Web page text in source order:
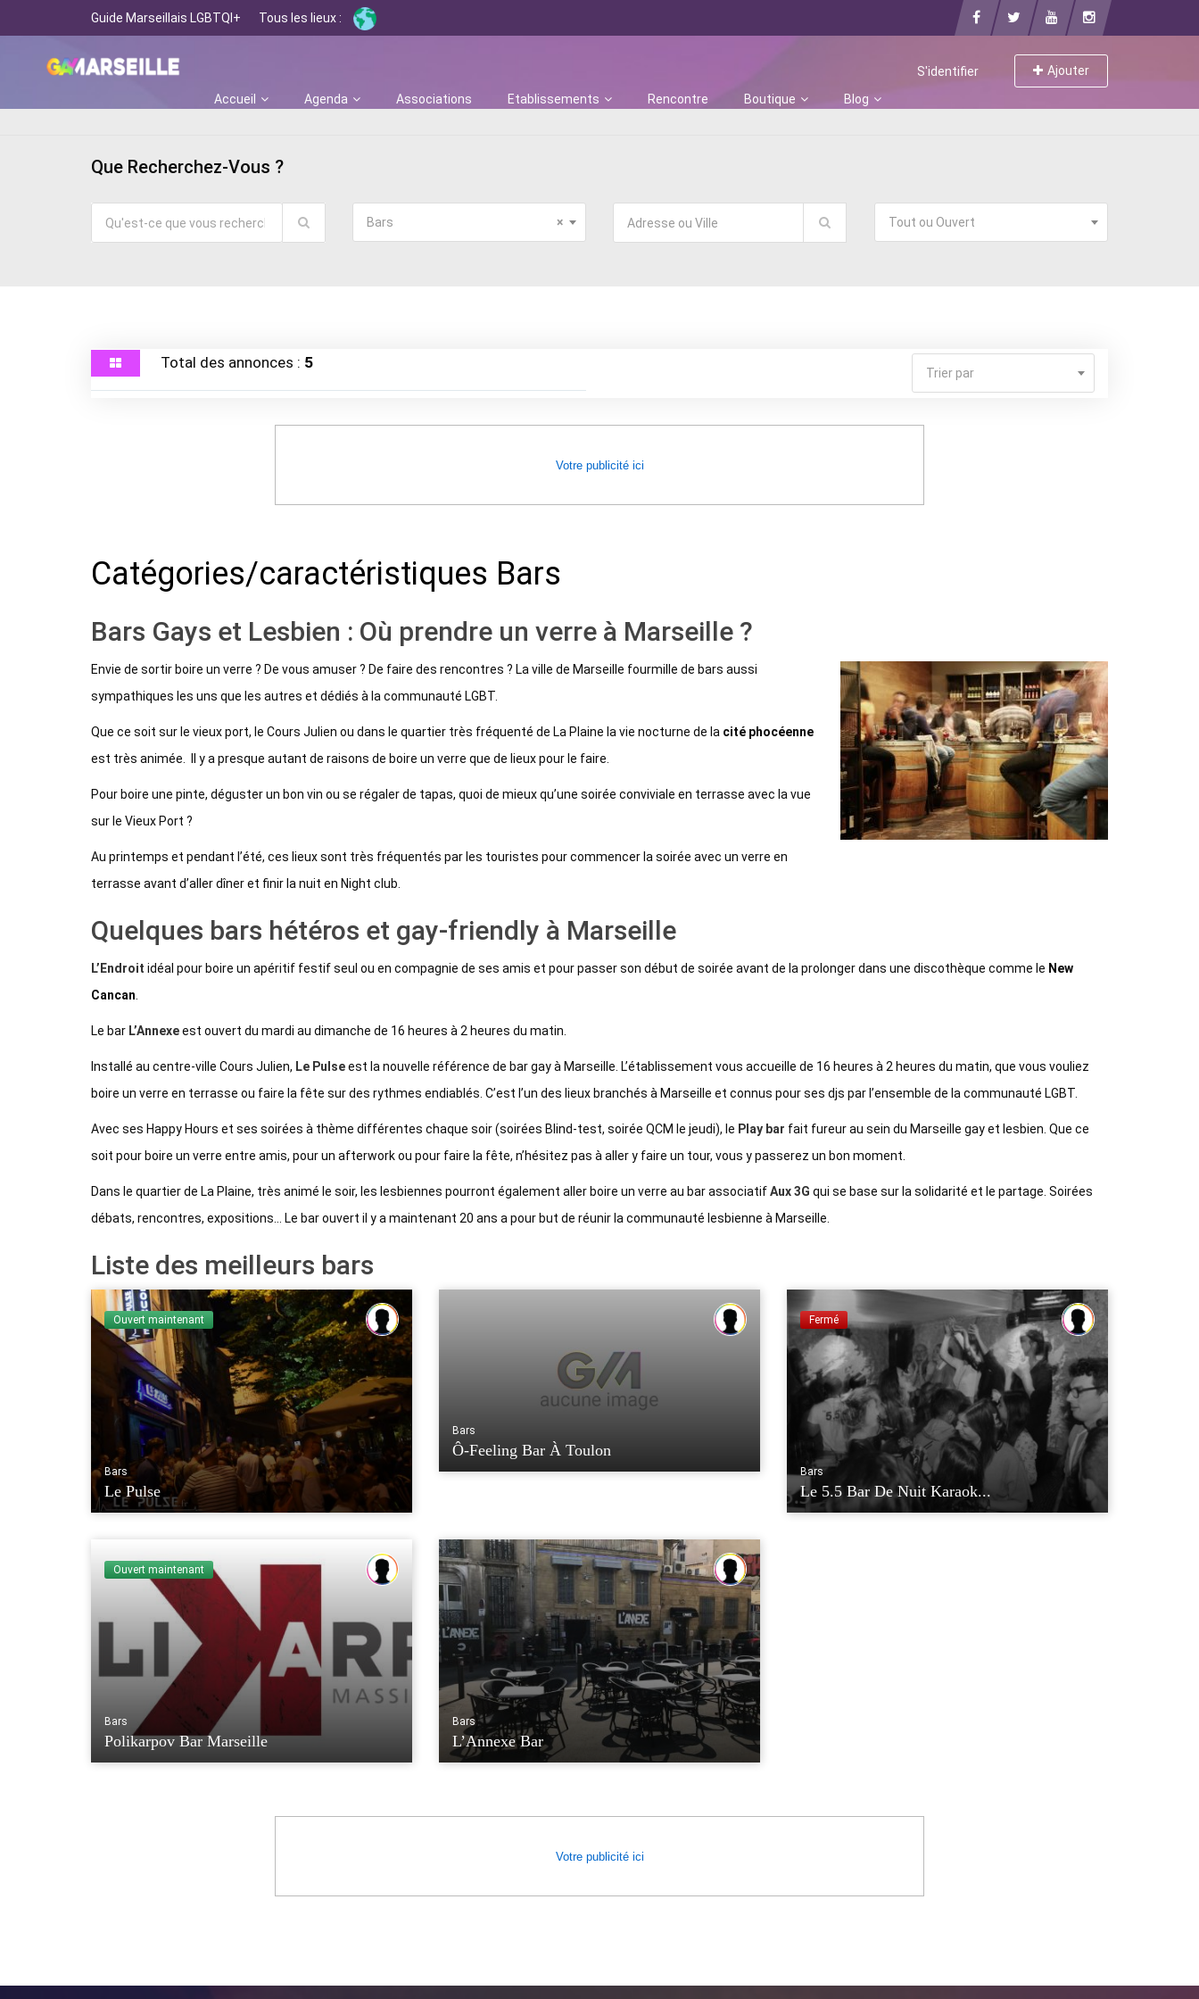
Guide Marseillais LGBTQI+ Tous les lieux :
S'identifier
Ajouter
Accueil
Agenda Associations Etablissements Rencontre Boutique Blog
Que Recherchez-Vous ?
×
Bars Tout ou Ouvert
Total des annonces : 5
Trier par
Votre publicité ici
Catégories/caractéristiques Bars
Bars Gays et Lesbien : Où prendre un verre à Marseille ?
Envie de sortir boire un verre ? De vous amuser ? De faire des rencontres ? La ville de Marseille fourmille de bars aussi
sympathiques les uns que les autres et dédiés à la communauté LGBT.
Que ce soit sur le vieux port, le Cours Julien ou dans le quartier très fréquenté de La Plaine la vie nocturne de la cité phocéenne
est très animée. Il y a presque autant de raisons de boire un verre que de lieux pour le faire.
Pour boire une pinte, déguster un bon vin ou se régaler de tapas, quoi de mieux qu’une soirée conviviale en terrasse avec la vue
sur le Vieux Port ?
Au printemps et pendant l’été, ces lieux sont très fréquentés par les touristes pour commencer la soirée avec un verre en
terrasse avant d’aller dîner et finir la nuit en Night club.
Quelques bars hétéros et gay-friendly à Marseille
L’Endroit idéal pour boire un apéritif festif seul ou en compagnie de ses amis et pour passer son début de soirée avant de la prolonger dans une discothèque comme le New
Cancan
Le bar L’Annexeest ouvert du mardi au dimanche de 16 heures à 2 heures du matin.
Installé au centre-ville Cours Julien, Le Pulseest la nouvelle référence de bar gay à Marseille. L’établissement vous accueille de 16 heures à 2 heures du matin, que vous vouliez
boire un verre en terrasse ou faire la fête sur des rythmes endiablés. C’est l’un des lieux branchés à Marseille et connus pour ses djs par l’ensemble de la communauté LGBT.
Avec ses Happy Hours et ses soirées à thème différentes chaque soir (soirées Blind-test, soirée QCM le jeudi), le Play bar fait fureur au sein du Marseille gay et lesbien. Que ce
soit pour boire un verre entre amis, pour un afterwork ou pour faire la fête, n’hésitez pas à aller y faire un tour, vous y passerez un bon moment.
Dans le quartier de La Plaine, très animé le soir, les lesbiennes pourront également aller boire un verre au bar associatifAux 3G qui se base sur la solidarité et le partage. Soirées
débats, rencontres, expositions… Le bar ouvert il y a maintenant 20 ans a pour but de réunir la communauté lesbienne à Marseille.
Liste des meilleurs bars
Ouvert maintenant
Bars
Le Pulse
Bars
Ô-Feeling Bar À Toulon
Fermé
Bars
Le 5.5 Bar De Nuit Karaok...
Ouvert maintenant
Bars
Polikarpov Bar Marseille
Bars
L’Annexe Bar
Votre publicité ici